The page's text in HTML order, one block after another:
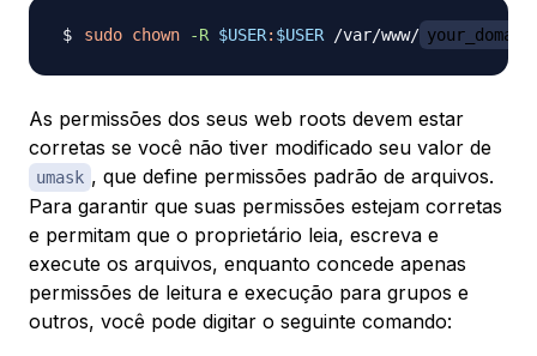
sudo chown -R $USER: $USER /var/www/ your_domain
As permissões dos seus web roots devem estar
corretas se você não tiver modificado seu valor de
umask , que define permissões padrão de arquivos.
Para garantir que suas permissões estejam corretas
e permitam que o proprietário leia, escreva e
execute os arquivos, enquanto concede apenas
permissões de leitura e execução para grupos e
outros, você pode digitar o seguinte comando: